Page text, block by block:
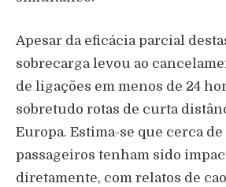
Apesar da eficácia parcial
sobrecarga levou ao
de ligações em menos de 24
sobretudo rotas de curta
Europa. Estima-se que cerca de
passageiros tenham sido
diretamente, com relatos de